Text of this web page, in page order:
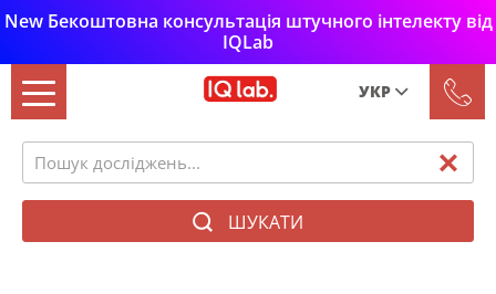
New Бекоштовна консультація штучного інтелекту від
IQLab
УКР
Укр
ШУКАТИ